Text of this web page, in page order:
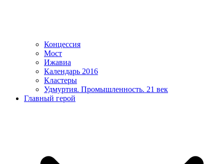
Концессия
Мост
Ижавиа
Календарь 2016
Кластеры
Удмуртия. Промышленность. 21 век
Главный герой